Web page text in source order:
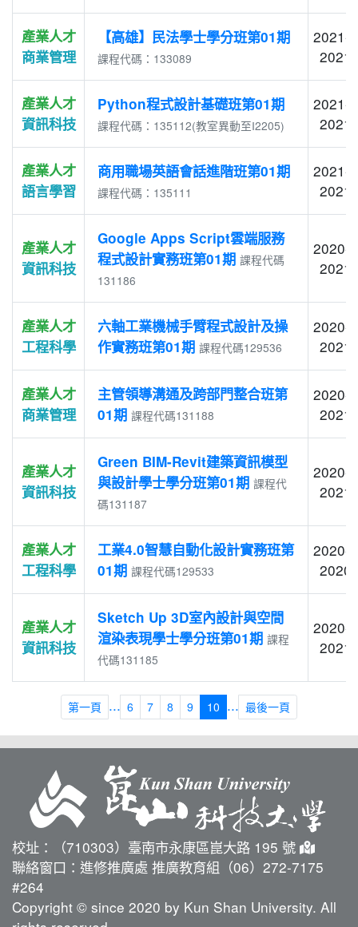
產業人才
商業管理
【高雄】民法學士學分班第01期
課程代碼：133089
2021-
產業人才
資訊科技
Python程式設計基礎班第01期
課程代碼：135112(教室異動至I2205)
2021-
產業人才
語言學習
商用職場英語會話進階班第01期
課程代碼：135111
2021-
產業人才
資訊科技
Google Apps Script雲端服務
程式設計實務班第01期 課程代碼
131186
2020-
產業人才
工程科學
六軸工業機械手臂程式設計及操
作實務班第01期 課程代碼129536
2020-
產業人才
商業管理
主管領導溝通及跨部門整合班第
01期 課程代碼131188
2020-
產業人才
資訊科技
Green BIM-Revit建築資訊模型
與設計學士學分班第01期 課程代
碼131187
2020-
產業人才
工程科學
工業4.0智慧自動化設計實務班第
01期 課程代碼129533
2020-
產業人才
資訊科技
Sketch Up 3D室內設計與空間
渲染表現學士學分班第01期 課程
代碼131185
2020-
第一頁 ... 6 7 8 9 10 ... 最後一頁
校址：（710303）臺南市永康區崑大路 195 號
聯絡窗口：進修推廣處 推廣教育組（06）272-7175
#264
Copyright © since 2020 by Kun Shan University. All